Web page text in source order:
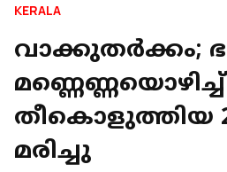
KERALA
വാക്കുതര്‍ക്കം;
മണ്ണെണ്ണയൊഴിച്ച്
തീകൊളുത്തിയ
മരിച്ചു